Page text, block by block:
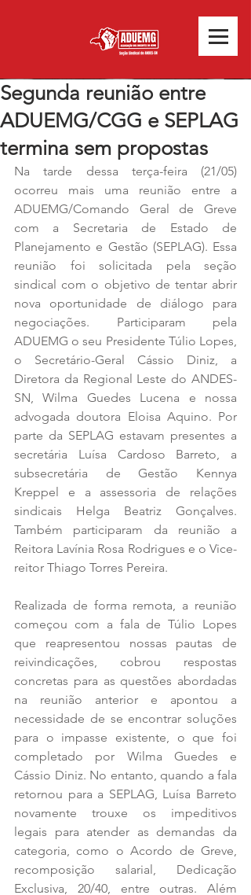
Segunda reunião entre
ADUEMG/CGG e SEPLAG
termina sem propostas
Na tarde dessa terça-feira (21/05)
ocorreu mais uma reunião entre a
ADUEMG/Comando Geral de Greve
com a Secretaria de Estado de
Planejamento e Gestão (SEPLAG). Essa
reunião foi solicitada pela seção
sindical com o objetivo de tentar abrir
nova oportunidade de diálogo para
negociações. Participaram pela
ADUEMG o seu Presidente Túlio Lopes,
o Secretário-Geral Cássio Diniz, a
Diretora da Regional Leste do ANDES-
SN, Wilma Guedes Lucena e nossa
advogada doutora Eloisa Aquino. Por
parte da SEPLAG estavam presentes a
secretária Luísa Cardoso Barreto, a
subsecretária de Gestão Kennya
Kreppel e a assessoria de relações
sindicais Helga Beatriz Gonçalves.
Também participaram da reunião a
Reitora Lavínia Rosa Rodrigues e o Vice-
reitor Thiago Torres Pereira.
Realizada de forma remota, a reunião
começou com a fala de Túlio Lopes
que reapresentou nossas pautas de
reivindicações, cobrou respostas
concretas para as questões abordadas
na reunião anterior e apontou a
necessidade de se encontrar soluções
para o impasse existente, o que foi
completado por Wilma Guedes e
Cássio Diniz. No entanto, quando a fala
retornou para a SEPLAG, Luísa Barreto
novamente trouxe os impeditivos
legais para atender as demandas da
categoria, como o Acordo de Greve,
recomposição salarial, Dedicação
Exclusiva, 20/40, entre outras. Além